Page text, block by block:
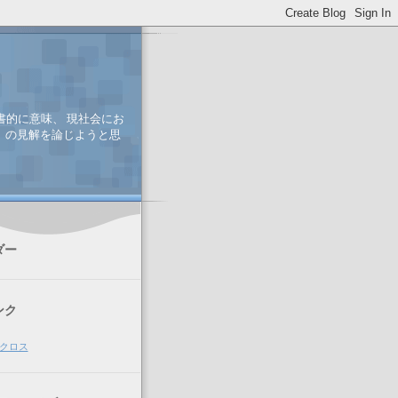
的に意味、 現社会にお
の見解を論じようと思
ー
ク
ロス